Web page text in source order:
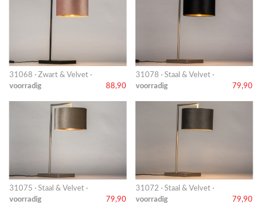
31068 · Zwart & Velvet ·
voorradig
88,90
31078 · Staal & Velvet ·
voorradig
79,90
31075 · Staal & Velvet ·
voorradig
79,90
31072 · Staal & Velvet ·
voorradig
79,90